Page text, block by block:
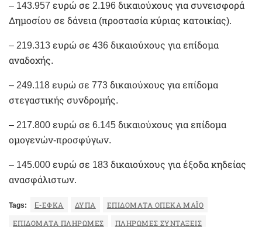
– 143.957 ευρώ σε 2.196 δικαιούχους για συνεισφορά
Δημοσίου σε δάνεια (προστασία κύριας κατοικίας).
– 219.313 ευρώ σε 436 δικαιούχους για επίδομα
αναδοχής.
– 249.118 ευρώ σε 773 δικαιούχους για επίδομα
στεγαστικής συνδρομής.
– 217.800 ευρώ σε 6.145 δικαιούχους για επίδομα
ομογενών-προσφύγων.
– 145.000 ευρώ σε 183 δικαιούχους για έξοδα κηδείας
ανασφάλιστων.
Tags: E-ΕΦΚΑ ΔΥΠΑ ΕΠΙΔΌΜΑΤΑ ΟΠΕΚΑ ΜΆΙΟ
ΕΠΙΔΌΜΑΤΑ ΠΛΗΡΩΜΈΣ ΠΛΗΡΩΜΈΣ ΣΥΝΤΆΞΕΙΣ